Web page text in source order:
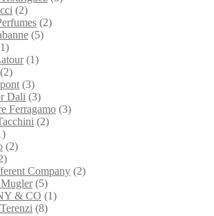
(2)
(2)
(5)
(1)
(2)
(3)
Dali (3)
Ferragamo (3)
(2)
(2)
Company (2)
(5)
& CO (1)
(8)